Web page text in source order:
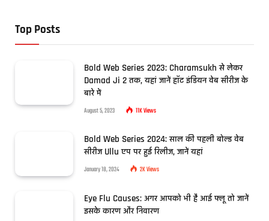
Top Posts
Bold Web Series 2023: Charamsukh से लेकर
Damad Ji 2 तक, यहां जानें हॉट इंडियन वेब सीरीज के
बारे में
August 5, 2023 11KViews
Bold Web Series 2024: साल की पहली बोल्ड वेब
सीरीज Ullu एप पर हुई रिलीज, जानें यहां
January 18, 2024 2KViews
Eye Flu Causes: अगर आपको भी है आई फ्लू तो जानें
इसके कारण और निवारण